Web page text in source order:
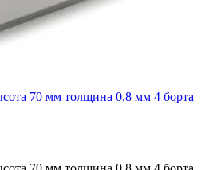
70 мм толщина 0,8 мм 4 борта